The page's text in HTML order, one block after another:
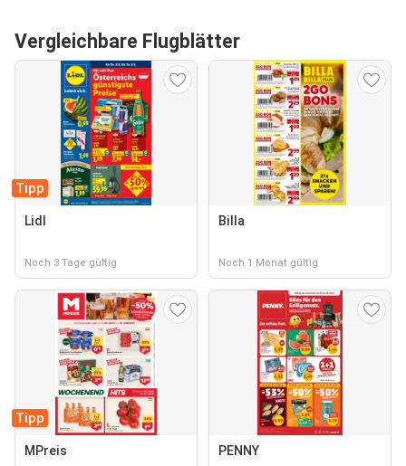
Vergleichbare Flugblätter
Tipp
Lidl
Noch 3 Tage gültig
Billa
Noch 1 Monat gültig
Tipp
MPreis PENNY